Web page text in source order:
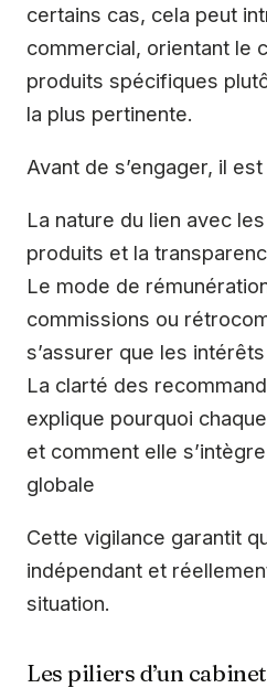
certains cas, cela peut
commercial, orientant le
produits spécifiques
la plus pertinente.
Avant de s’engager, il
La nature du lien avec
produits et la
Le mode de
commissions ou
s’assurer que les
La clarté des
explique pourquoi
et comment elle
globale
Cette vigilance garantit
indépendant et
situation.
Les piliers d’un